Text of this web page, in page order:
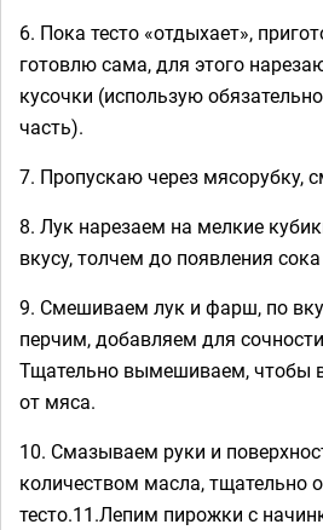
6. Пока тесто «отдыхает»,
готовлю сама, для этого
кусочки (использую
часть).
7. Пропускаю через мясорубку,
8. Лук нарезаем на мелкие
вкусу, толчем до появления
9. Смешиваем лук и фарш, по
перчим, добавляем для
Тщательно вымешиваем, чтобы
от мяса.
10. Смазываем руки и
количеством масла, тщательно
тесто.11.Лепим пирожки с